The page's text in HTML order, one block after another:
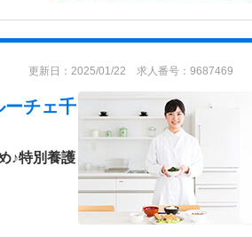
更新日：2025/01/22 求人番号：9687469
ーチェ千
♪特別養護